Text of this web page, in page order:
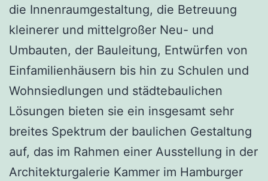
die Innenraumgestaltung, die Betreuung
kleinerer und mittelgroßer Neu- und
Umbauten, der Bauleitung, Entwürfen von
Einfamilienhäusern bis hin zu Schulen und
Wohnsiedlungen und städtebaulichen
Lösungen bieten sie ein insgesamt sehr
breites Spektrum der baulichen Gestaltung
auf, das im Rahmen einer Ausstellung in der
Architekturgalerie Kammer im Hamburger